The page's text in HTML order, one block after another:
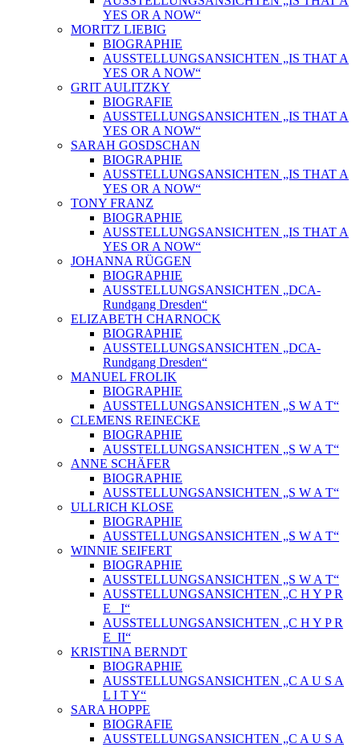
YES OR A NOW“
MORITZ LIEBIG
BIOGRAPHIE
AUSSTELLUNGSANSICHTEN „IS THAT A
YES OR A NOW“
GRIT AULITZKY
BIOGRAFIE
AUSSTELLUNGSANSICHTEN „IS THAT A
YES OR A NOW“
SARAH GOSDSCHAN
BIOGRAPHIE
AUSSTELLUNGSANSICHTEN „IS THAT A
YES OR A NOW“
TONY FRANZ
BIOGRAPHIE
AUSSTELLUNGSANSICHTEN „IS THAT A
YES OR A NOW“
JOHANNA RÜGGEN
BIOGRAPHIE
AUSSTELLUNGSANSICHTEN „DCA-
Rundgang Dresden“
ELIZABETH CHARNOCK
BIOGRAPHIE
AUSSTELLUNGSANSICHTEN „DCA-
Rundgang Dresden“
MANUEL FROLIK
BIOGRAPHIE
AUSSTELLUNGSANSICHTEN „S W A T“
CLEMENS REINECKE
BIOGRAPHIE
AUSSTELLUNGSANSICHTEN „S W A T“
ANNE SCHÄFER
BIOGRAPHIE
AUSSTELLUNGSANSICHTEN „S W A T“
ULLRICH KLOSE
BIOGRAPHIE
AUSSTELLUNGSANSICHTEN „S W A T“
WINNIE SEIFERT
BIOGRAPHIE
AUSSTELLUNGSANSICHTEN „S W A T“
AUSSTELLUNGSANSICHTEN „C H Y P R
E_ I“
AUSSTELLUNGSANSICHTEN „C H Y P R
E_II“
KRISTINA BERNDT
BIOGRAPHIE
AUSSTELLUNGSANSICHTEN „C A U S A
L I T Y“
SARA HOPPE
BIOGRAFIE
AUSSTELLUNGSANSICHTEN „C A U S A